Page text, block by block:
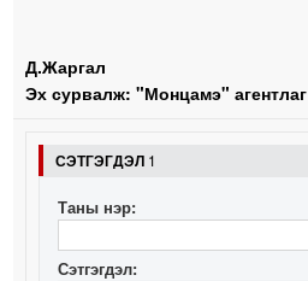
Д.Жаргал
Эх сурвалж: "Монцамэ" агентлаг
СЭТГЭГДЭЛ 1
Таны нэр:
Сэтгэгдэл: